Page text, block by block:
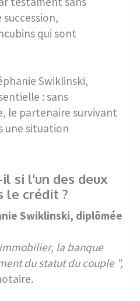
qui sont
Swiklinski,
: sans
le partenaire survivant
une situation
si l'un des deux
le crédit ?
Swiklinski, diplômée
la banque
du statut du couple ",